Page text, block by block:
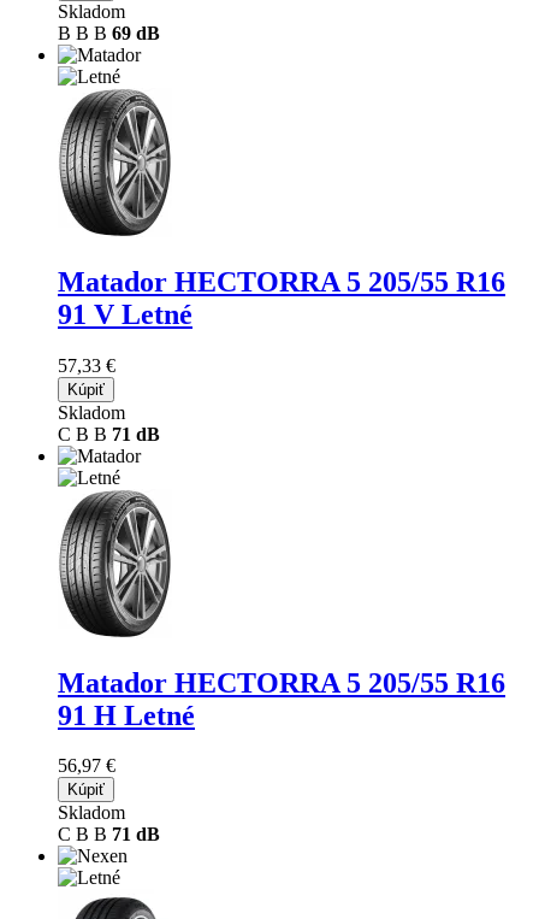
Skladom
B B B 69 dB
Matador HECTORRA 5 205/55 R16
91 V Letné
57,33 €
Kúpiť
Skladom
C B B 71 dB
Matador HECTORRA 5 205/55 R16
91 H Letné
56,97 €
Kúpiť
Skladom
C B B 71 dB